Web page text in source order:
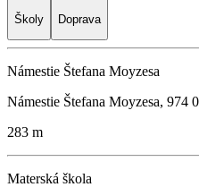
Školy Doprava
Námestie Štefana Moyzesa
Námestie Štefana Moyzesa, 974
283 m
Materská škola